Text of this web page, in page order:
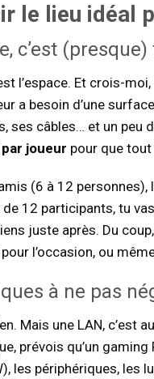
le lieu idéal
c’est
l’espace. Et crois-
a besoin d’une
ses câbles… et un peu
joueur pour que tout
(6 à 12
de 12 participants, tu
juste après. Du
l’occasion, ou
à ne pas
Mais une LAN,
prévois qu’un
les périphériques, les